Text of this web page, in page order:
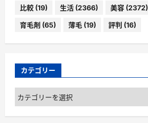
比較 (19) 生活 (2366) 美容 (2372)
育毛剤 (65) 薄毛 (19) 評判 (16)
カテゴリー
カ
テ
ゴ